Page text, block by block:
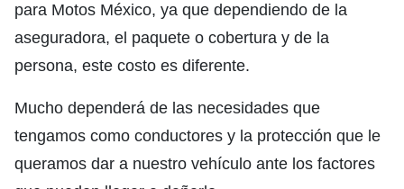
para Motos México, ya que dependiendo de la
aseguradora, el paquete o cobertura y de la
persona, este costo es diferente.
Mucho dependerá de las necesidades que
tengamos como conductores y la protección que le
queramos dar a nuestro vehículo ante los factores